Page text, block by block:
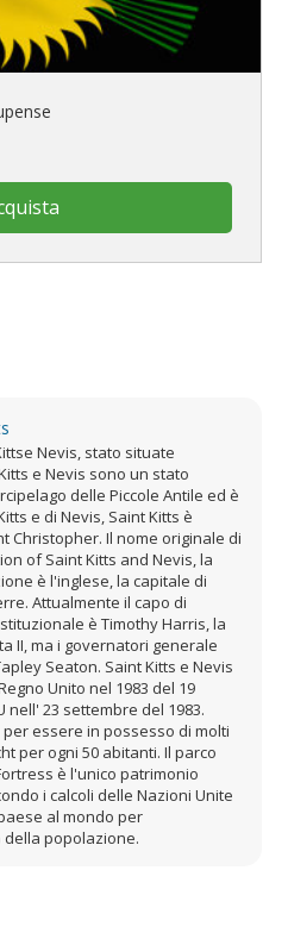
Nevis, stato situate
e Nevis sono un stato
delle Piccole Antile ed è
e di Nevis, Saint Kitts è
Christopher. Il nome originale di
of Saint Kitts and Nevis, la
è l'inglese, la capitale di
Attualmente il capo di
è Timothy Harris, la
II, ma i governatori generale
Seaton. Saint Kitts e Nevis
Unito nel 1983 del 19
23 settembre del 1983.
essere in possesso di molti
per ogni 50 abitanti. Il parco
è l'unico patrimonio
i calcoli delle Nazioni Unite
al mondo per
della popolazione.